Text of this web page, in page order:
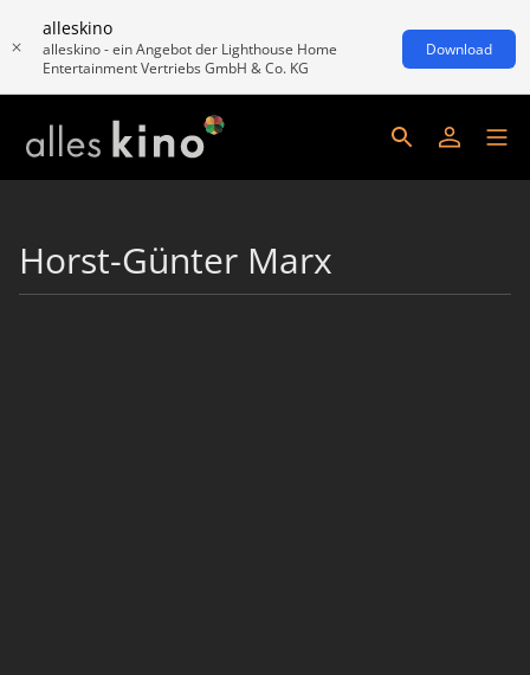
alleskino
alleskino - ein Angebot der Lighthouse Home
Entertainment Vertriebs GmbH & Co. KG
Download
Horst-Günter Marx